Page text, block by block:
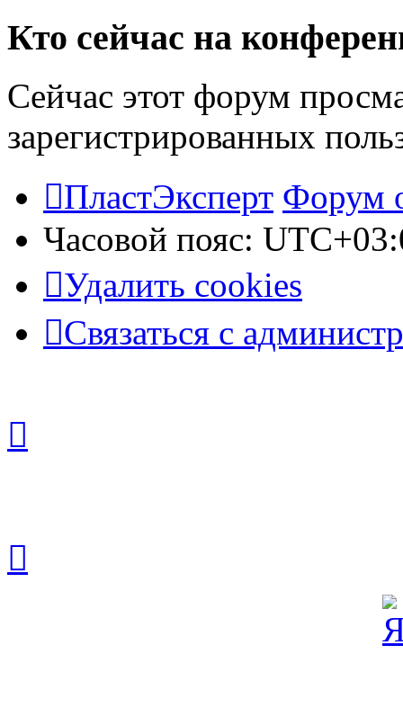
Кто сейчас на
Сейчас этот форум
зарегистрированных
ПластЭксперт Форум
Часовой пояс:
Удалить cookies
Связаться с